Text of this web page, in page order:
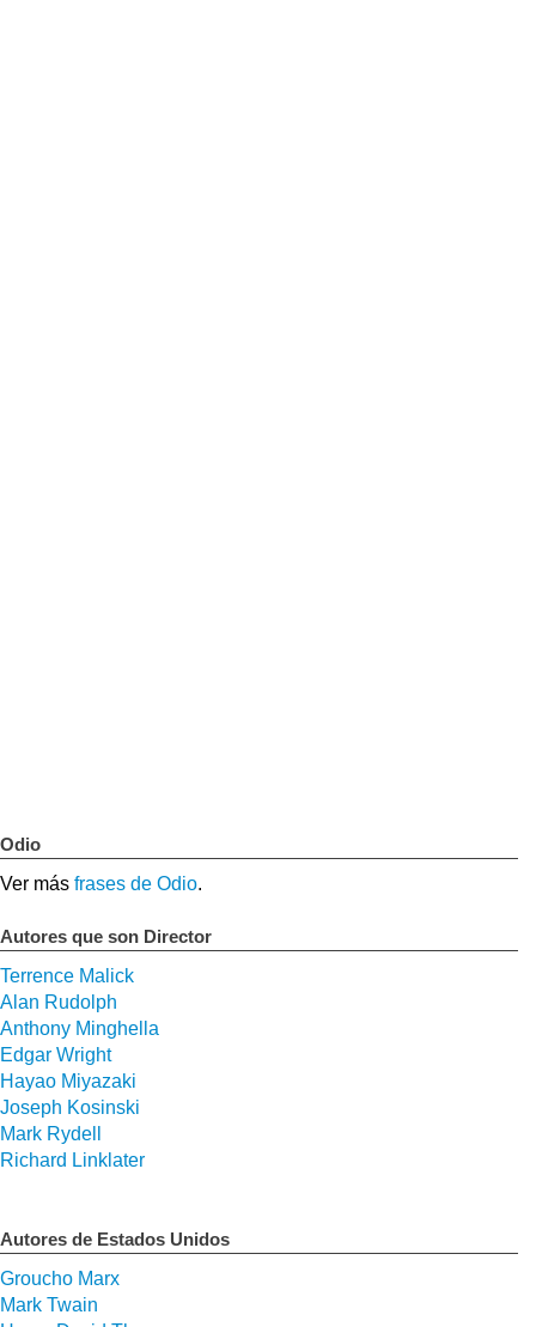
Odio
Ver más frases de Odio.
Autores que son Director
Terrence Malick
Alan Rudolph
Anthony Minghella
Edgar Wright
Hayao Miyazaki
Joseph Kosinski
Mark Rydell
Richard Linklater
Autores de Estados Unidos
Groucho Marx
Mark Twain